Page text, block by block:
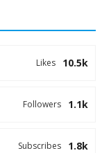
10.5k
Likes
1.1k
Followers
1.8k
Subscribes